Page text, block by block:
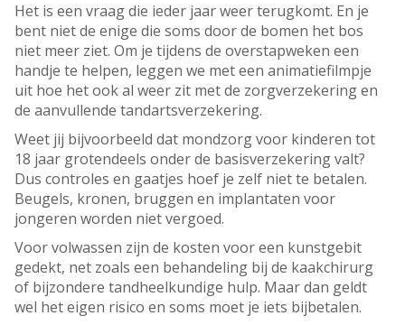
Het is een vraag die ieder jaar weer terugkomt. En je
bent niet de enige die soms door de bomen het bos
niet meer ziet. Om je tijdens de overstapweken een
handje te helpen, leggen we met een animatiefilmpje
uit hoe het ook al weer zit met de zorgverzekering en
de aanvullende tandartsverzekering.
Weet jij bijvoorbeeld dat mondzorg voor kinderen tot
18 jaar grotendeels onder de basisverzekering valt?
Dus controles en gaatjes hoef je zelf niet te betalen.
Beugels, kronen, bruggen en implantaten voor
jongeren worden niet vergoed.
Voor volwassen zijn de kosten voor een kunstgebit
gedekt, net zoals een behandeling bij de kaakchirurg
of bijzondere tandheelkundige hulp. Maar dan geldt
wel het eigen risico en soms moet je iets bijbetalen.